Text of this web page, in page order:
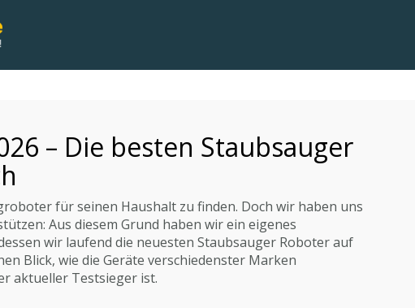
– Die besten Staubsauger
für seinen Haushalt zu finden. Doch wir haben uns
Aus diesem Grund haben wir ein eigenes
wir laufend die neuesten Staubsauger Roboter auf
Blick, wie die Geräte verschiedenster Marken
aktueller Testsieger ist.